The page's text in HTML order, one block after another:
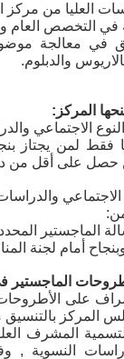
العليا من مركز
التخصص العام
في معالجة
والدبلوم.
المركز:
فقط لمن يجتاز
حصل على أقل من
المحددة
أمام لجنة
الماجستير
على
المركز بالتنسيق
المشرف